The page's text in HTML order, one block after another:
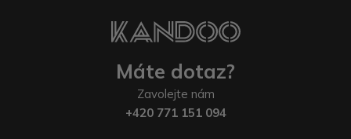
Máte dotaz?
Zavolejte nám
+420 771 151 094